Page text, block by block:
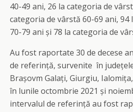
40-49 ani, 26 la categoria de
categoria de vârstă 60-69 ani, 94
70-79 ani și 78 la categoria de
Au fost raportate 30 de decese
de referință, survenite în
Brașovm Galați, Giurgiu,
în lunile octombrie 2021 și
intervalul de referință au fost